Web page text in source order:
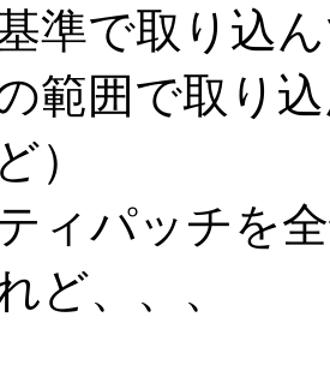
準で取り込
範囲で取り
）
ィパッチを
ど、、、